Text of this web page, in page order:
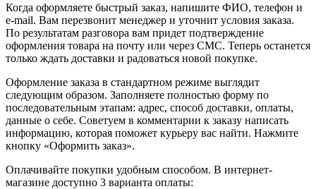
Когда оформляете быстрый заказ, напишите ФИО, телефон и
e-mail. Вам перезвонит менеджер и уточнит условия заказа.
По результатам разговора вам придет подтверждение
оформления товара на почту или через СМС. Теперь останется
только ждать доставки и радоваться новой покупке.
Оформление заказа в стандартном режиме выглядит
следующим образом. Заполняете полностью форму по
последовательным этапам: адрес, способ доставки, оплаты,
данные о себе. Советуем в комментарии к заказу написать
информацию, которая поможет курьеру вас найти. Нажмите
кнопку «Оформить заказ».
Оплачивайте покупки удобным способом. В интернет-
магазине доступно 3 варианта оплаты: